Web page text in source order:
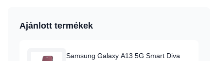
Ajánlott termékek
Samsung Galaxy A13 5G Smart Diva